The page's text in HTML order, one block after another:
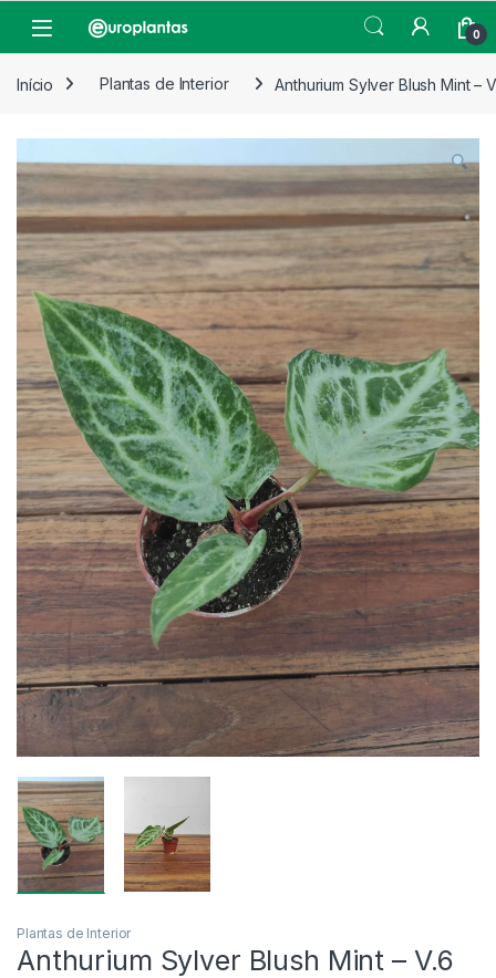
Open 0
Início Plantas de Interior Anthurium Sylver Blush Mint –
Plantas de Interior
Anthurium Sylver Blush Mint – V.6